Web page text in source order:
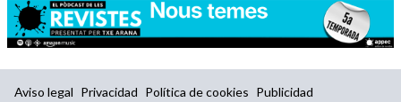
Aviso legal Privacidad Política de cookies Publicidad